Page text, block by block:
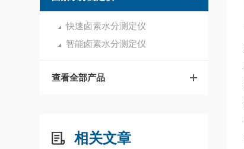
快速卤素水分测定仪
智能卤素水分测定仪
查看全部产品
相关文章